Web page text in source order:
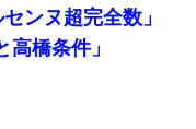
ンヌ超完全数」
高橋条件」